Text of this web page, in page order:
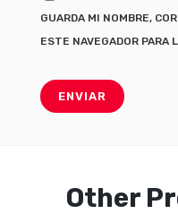
GUARDA MI NOMBRE,
ESTE NAVEGADOR PARA
Other